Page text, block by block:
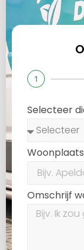
1
Selecteer
Woonplaats
Omschrijf